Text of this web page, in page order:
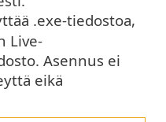
.exe-tiedostoa,
Live-
Asennus ei
eikä